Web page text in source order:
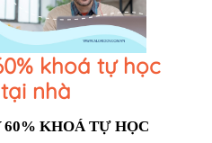
khoá tự học
nhà
KHOÁ TỰ HỌC